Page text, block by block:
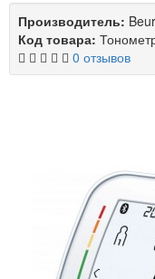
Производитель:
Код товара:
0 отзывов